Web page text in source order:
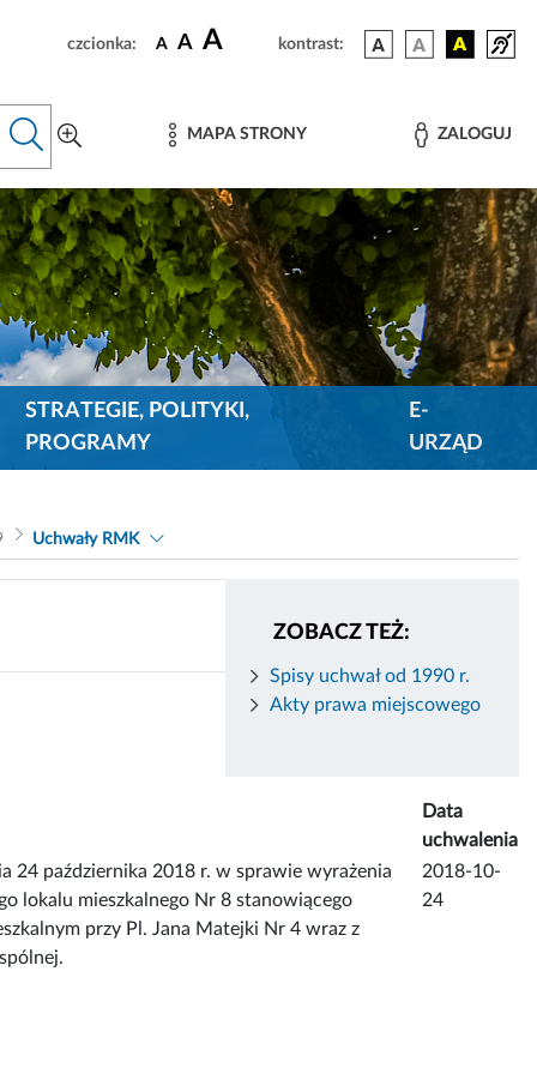
czcionka: A A A kontrast:
MAPA STRONY ZALOGUJ
STRATEGIE, POLITYKI,
PROGRAMY
E-
URZĄD
Uchwały RMK
ZOBACZ TEŻ:
Spisy uchwał od 1990 r.
Akty prawa miejscowego
Data
uchwalenia
24 października 2018 r. w sprawie wyrażenia
lokalu mieszkalnego Nr 8 stanowiącego
przy Pl. Jana Matejki Nr 4 wraz z
2018-10-
24